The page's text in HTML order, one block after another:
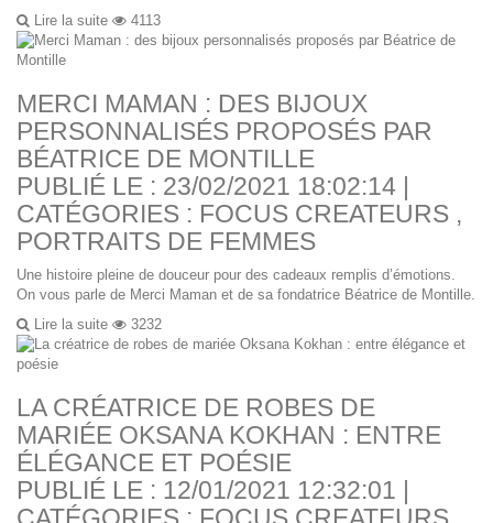
Lire la suite
4113
MERCI MAMAN : DES BIJOUX
PERSONNALISÉS PROPOSÉS PAR
BÉATRICE DE MONTILLE
PUBLIÉ LE : 23/02/2021 18:02:14 |
CATÉGORIES : FOCUS CREATEURS ,
PORTRAITS DE FEMMES
Une histoire pleine de douceur pour des cadeaux remplis d’émotions.
On vous parle de Merci Maman et de sa fondatrice Béatrice de Montille.
Lire la suite
3232
LA CRÉATRICE DE ROBES DE
MARIÉE OKSANA KOKHAN : ENTRE
ÉLÉGANCE ET POÉSIE
PUBLIÉ LE : 12/01/2021 12:32:01 |